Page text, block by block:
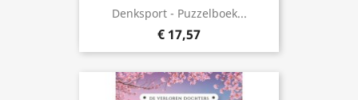
Denksport - Puzzelboek...
€ 17,57